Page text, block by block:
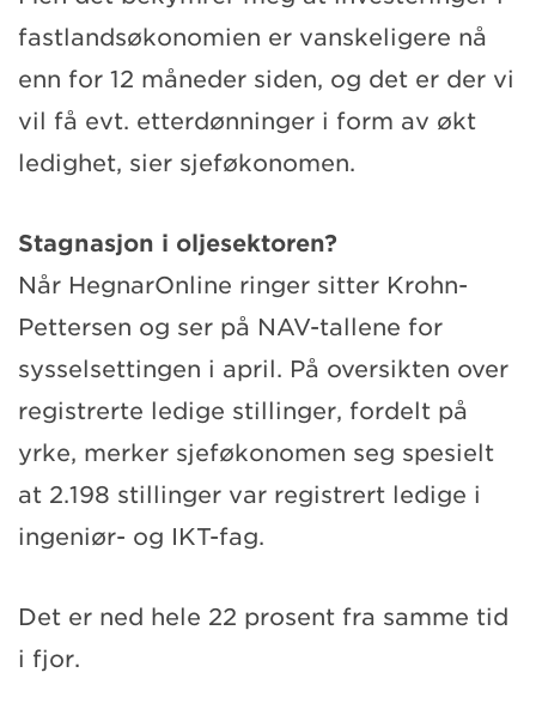
fastlandsøkonomien er vanskeligere nå
enn for 12 måneder siden, og det er der vi
vil få evt. etterdønninger i form av økt
ledighet, sier sjeføkonomen.
Stagnasjon i oljesektoren?
Når HegnarOnline ringer sitter Krohn-
Pettersen og ser på NAV-tallene for
sysselsettingen i april. På oversikten over
registrerte ledige stillinger, fordelt på
yrke, merker sjeføkonomen seg spesielt
at 2.198 stillinger var registrert ledige i
ingeniør- og IKT-fag.
Det er ned hele 22 prosent fra samme tid
i fjor.